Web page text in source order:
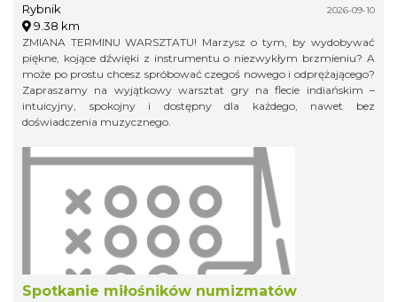
Rybnik 2026-09-10
9.38 km
ZMIANA TERMINU WARSZTATU! Marzysz o tym, by wydobywać
piękne, kojące dźwięki z instrumentu o niezwykłym brzmieniu? A
może po prostu chcesz spróbować czegoś nowego i odprężającego?
Zapraszamy na wyjątkowy warsztat gry na flecie indiańskim –
intuicyjny, spokojny i dostępny dla każdego, nawet bez
doświadczenia muzycznego.
Spotkanie miłośników numizmatów